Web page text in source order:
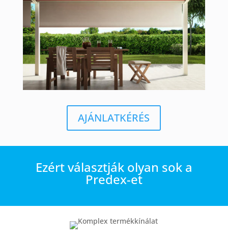
AJÁNLATKÉRÉS
Ezért választják olyan sok a
Predex-et